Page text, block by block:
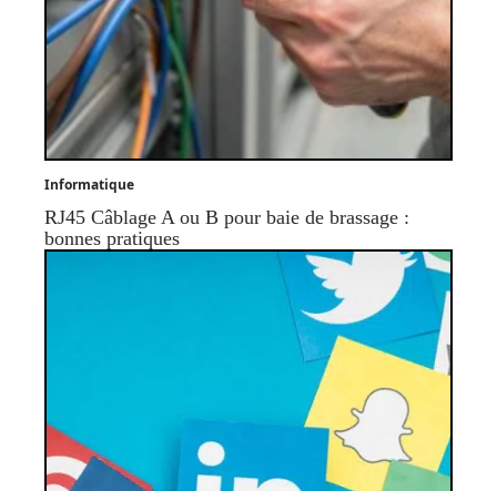
Informatique
RJ45 Câblage A ou B pour baie de brassage :
bonnes pratiques